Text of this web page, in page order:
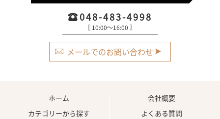
048-483-4998
［ 10:00〜16:00 ］
メールでのお問い合わせ
ホーム
カテゴリーから探す
会社概要
よくある質問